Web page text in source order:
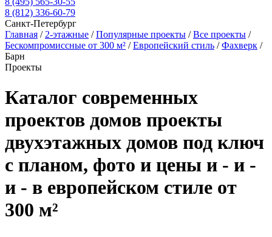
8 (812) 336-60-79
Санкт-Петербург
Главная / 2-этажные /Популярные проекты /Все проекты /
Бескомпромиссные от 300 м² /Европейский стиль /Фахверк /
Барн
Проекты
Каталог современных
проектов домов проекты
двухэтажных домов под ключ
с планом, фото и цены и - и -
и - в европейском стиле от
300 м²